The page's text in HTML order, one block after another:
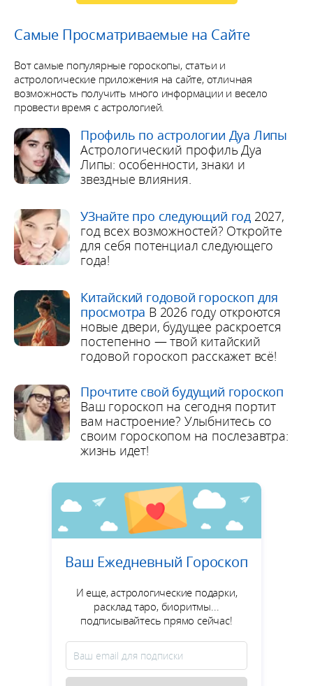
Самые Просматриваемые на Сайте
Вот самые популярные гороскопы, статьи и
астрологические приложения на сайте, отличная
возможность получить много информации и весело
провести время с астрологией.
Профиль по астрологии Дуа Липы
Астрологический профиль Дуа
Липы: особенности, знаки и
звездные влияния.
УЗнайте про следующий год 2027,
год всех возможностей? Откройте
для себя потенциал следующего
года!
Китайский годовой гороскоп для
просмотра В 2026 году откроются
новые двери, будущее раскроется
постепенно — твой китайский
годовой гороскоп расскажет всё!
Прочтите свой будущий гороскоп
Ваш гороскоп на сегодня портит
вам настроение? Улыбнитесь со
своим гороскопом на послезавтра:
жизнь идет!
Ваш Ежедневный Гороскоп
И еще, астрологические подарки,
расклад таро, биоритмы...
подписывайтесь прямо сейчас!